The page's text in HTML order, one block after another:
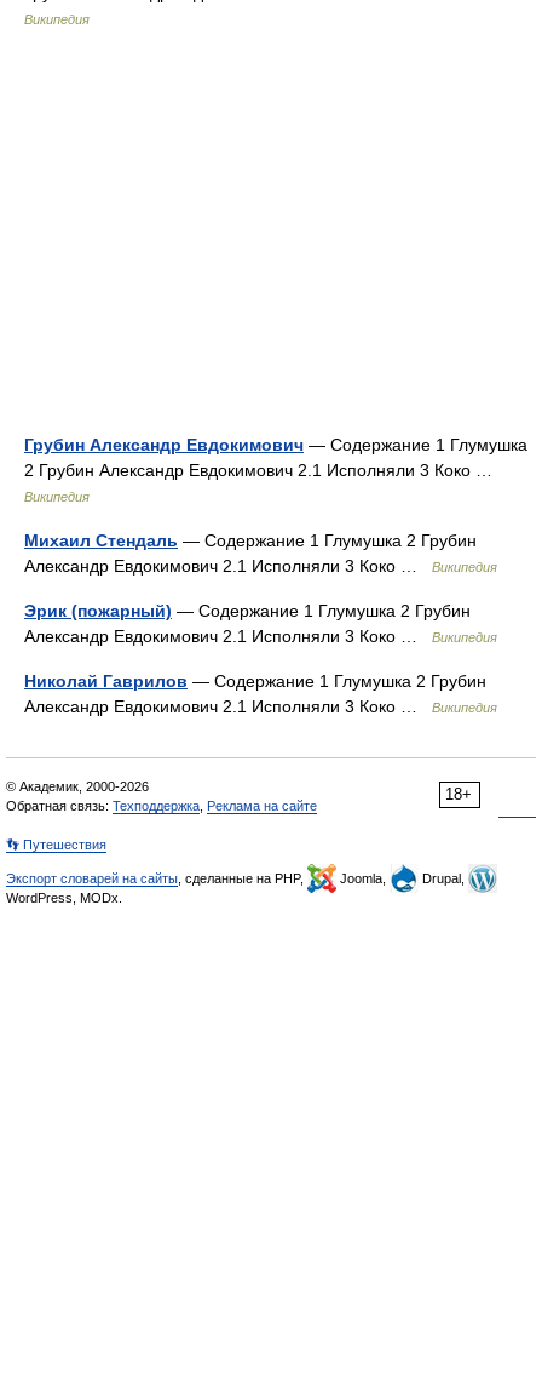
Википедия
Грубин Александр Евдокимович — Содержание 1 Глумушка
2 Грубин Александр Евдокимович 2.1 Исполняли 3 Коко …
Википедия
Михаил Стендаль — Содержание 1 Глумушка 2 Грубин
Александр Евдокимович 2.1 Исполняли 3 Коко …
Википедия
Эрик (пожарный) — Содержание 1 Глумушка 2 Грубин
Александр Евдокимович 2.1 Исполняли 3 Коко …
Википедия
Николай Гаврилов — Содержание 1 Глумушка 2 Грубин
Александр Евдокимович 2.1 Исполняли 3 Коко …
Википедия
18+
© Академик, 2000-2026
Обратная связь: Техподдержка Реклама на сайте
👣 Путешествия
Экспорт словарей на сайты , сделанные на PHP, Joomla,
Drupal,
WordPress, MODx.